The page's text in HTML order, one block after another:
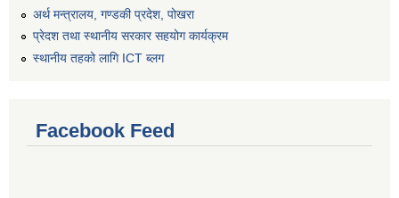
अर्थ मन्त्रालय, गण्डकी प्रदेश, पोखरा
प्रेदश तथा स्थानीय सरकार सहयोग कार्यक्रम
स्थानीय तहको लागि ICT ब्लग
Facebook Feed